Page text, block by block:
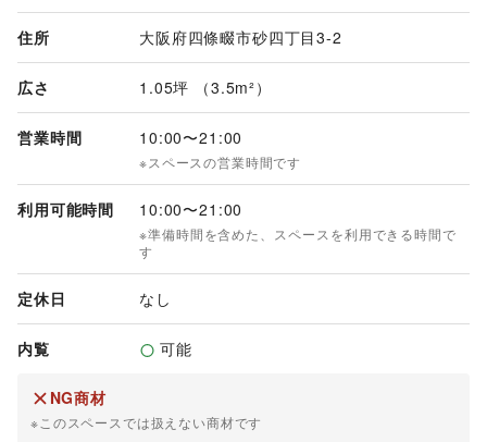
住所 大阪府四條畷市砂四丁目3-2
広さ 1.05坪 （3.5m²）
営業時間 10:00〜21:00
※スペースの営業時間です
利用可能時間 10:00〜21:00
※準備時間を含めた、スペースを利用できる時間で
す
定休日 なし
内覧 可能
NG商材
※このスペースでは扱えない商材です